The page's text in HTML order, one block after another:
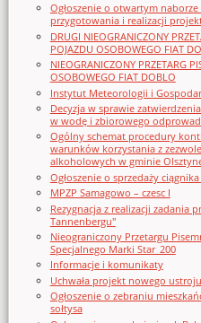
Ogłoszenie o otwartym
przygotowania i realizacji
DRUGI NIEOGRANICZONY
POJAZDU OSOBOWEGO FIAT
NIEOGRANICZONY PRZETARG
OSOBOWEGO FIAT DOBLO
Instytut Meteorologii i
Decyzja w sprawie
w wodę i zbiorowego
Ogólny schemat procedury
warunków korzystania z
alkoholowych w gminie
Ogłoszenie o sprzedaży
MPZP Samagowo – czesc I
Rezygnacja z realizacji zadania
Tannenbergu"
Nieograniczony Przetargu
Specjalnego Marki Star_200
Informacje i komunikaty
Uchwała projekt nowego
Ogłoszenie o zebraniu
sołtysa